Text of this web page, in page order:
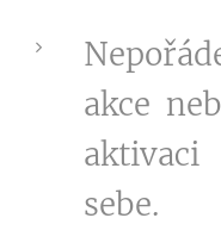
akce
sebe.